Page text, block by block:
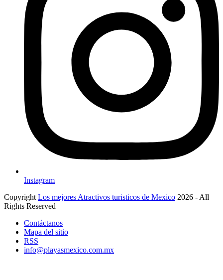
Instagram
Copyright Los mejores Atractivos turisticos de Mexico 2026 - All
Rights Reserved
Contáctanos
Mapa del sitio
RSS
info@playasmexico.com.mx